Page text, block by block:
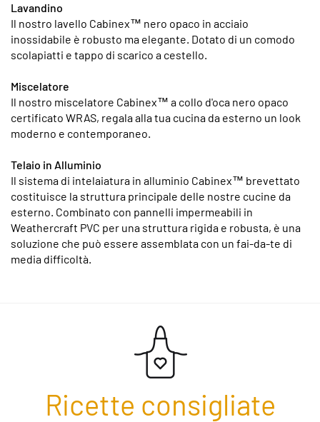
Lavandino
Il nostro lavello Cabinex™ nero opaco in acciaio
inossidabile è robusto ma elegante. Dotato di un comodo
scolapiatti e tappo di scarico a cestello.
Miscelatore
Il nostro miscelatore Cabinex™ a collo d'oca nero opaco
certificato WRAS, regala alla tua cucina da esterno un look
moderno e contemporaneo.
Telaio in Alluminio
Il sistema di intelaiatura in alluminio Cabinex™ brevettato
costituisce la struttura principale delle nostre cucine da
esterno. Combinato con pannelli impermeabili in
Weathercraft PVC per una struttura rigida e robusta, è una
soluzione che può essere assemblata con un fai-da-te di
media difficoltà.
Ricette consigliate